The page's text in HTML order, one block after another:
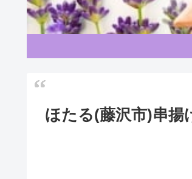
ほたる(藤沢市)串